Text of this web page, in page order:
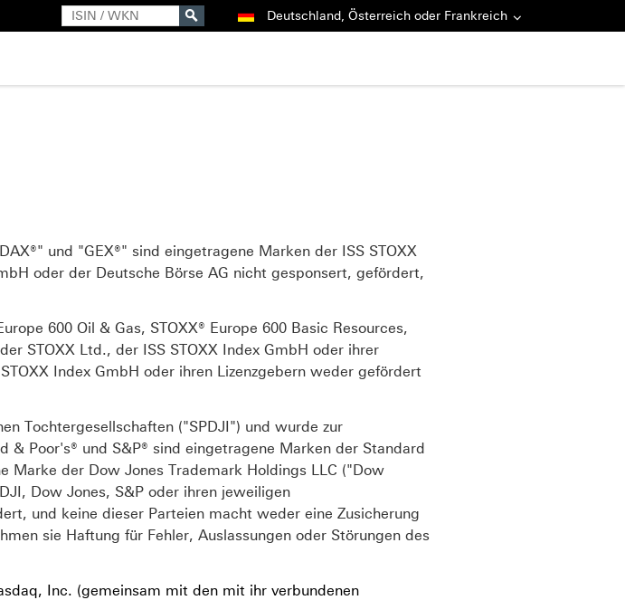
Suche Deutschland, Österreich oder Frankreich
und "GEX®" sind eingetragene Marken der ISS STOXX
oder der Deutsche Börse AG nicht gesponsert, gefördert,
600 Oil & Gas, STOXX® Europe 600 Basic Resources,
STOXX Ltd., der ISS STOXX Index GmbH oder ihrer
Index GmbH oder ihren Lizenzgebern weder gefördert
Tochtergesellschaften ("SPDJI") und wurde zur
Poor's® und S&P® sind eingetragene Marken der Standard
Marke der Dow Jones Trademark Holdings LLC ("Dow
Dow Jones, S&P oder ihren jeweiligen
und keine dieser Parteien macht weder eine Zusicherung
sie Haftung für Fehler, Auslassungen oder Störungen des
Inc. (gemeinsam mit den mit ihr verbundenen